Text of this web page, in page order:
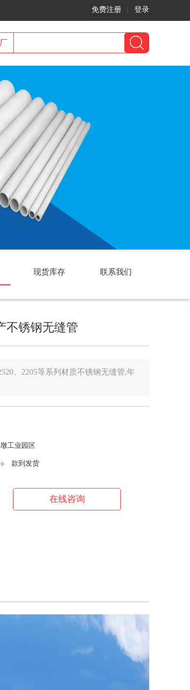
免费注册 登录
现货库存 联系我们
不锈钢无缝管
、2205等系列材质不锈钢无缝管,年
工业园区
款到发货
在线咨询